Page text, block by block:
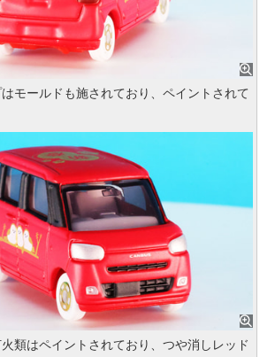
モールドも施されており、ペイントされて
類はペイントされており、つや消しレッド